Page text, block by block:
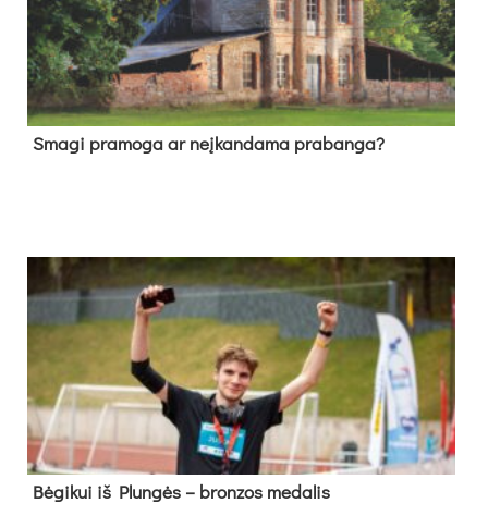
Sma­gi pra­mo­ga ar neį­kan­da­ma pra­ban­ga?
Bė­gi­kui iš Plun­gės – bron­zos me­da­lis